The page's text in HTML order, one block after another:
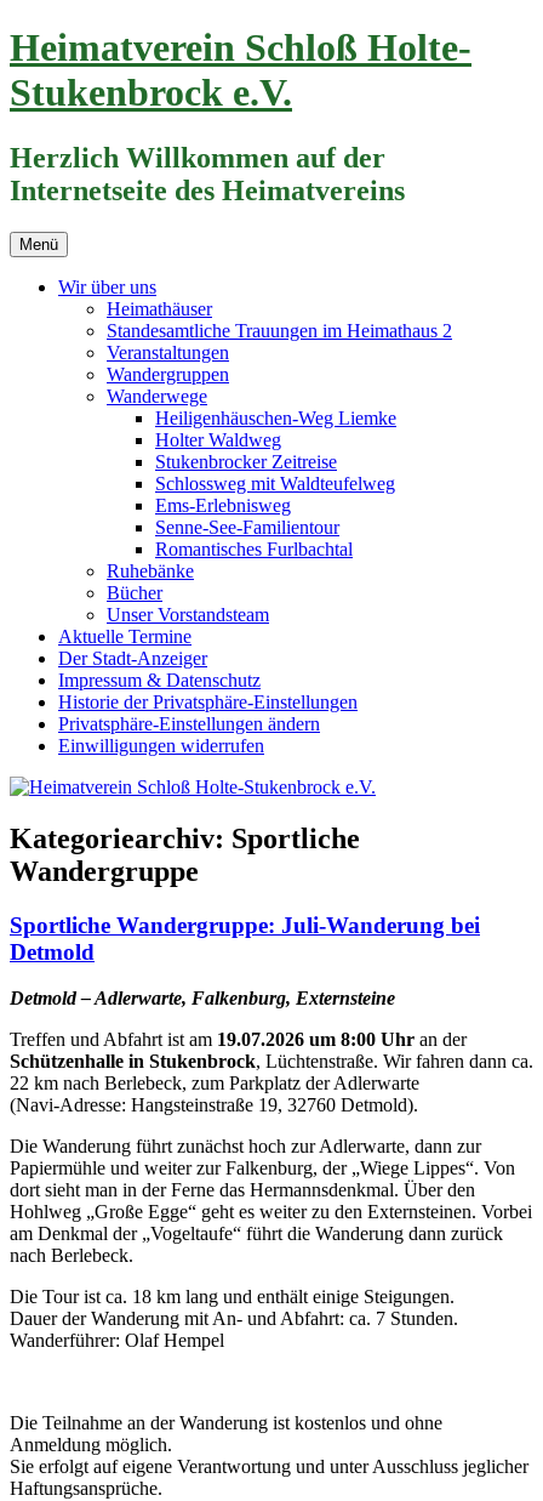
Zum
Inhalt
springen
Heimatverein Schloß Holte-
Stukenbrock e.V.
Herzlich Willkommen auf der
Internetseite des Heimatvereins
Menü
Wir über uns
Heimathäuser
Standesamtliche Trauungen im Heimathaus 2
Veranstaltungen
Wandergruppen
Wanderwege
Heiligenhäuschen-Weg Liemke
Holter Waldweg
Stukenbrocker Zeitreise
Schlossweg mit Waldteufelweg
Ems-Erlebnisweg
Senne-See-Familientour
Romantisches Furlbachtal
Ruhebänke
Bücher
Unser Vorstandsteam
Aktuelle Termine
Der Stadt-Anzeiger
Impressum & Datenschutz
Historie der Privatsphäre-Einstellungen
Privatsphäre-Einstellungen ändern
Einwilligungen widerrufen
Kategoriearchiv: Sportliche
Wandergruppe
Sportliche Wandergruppe: Juli-Wanderung bei
Detmold
Detmold – Adlerwarte, Falkenburg, Externsteine
Treffen und Abfahrt ist am 19.07.2026 um 8:00 Uhr an der
Schützenhalle in Stukenbrock, Lüchtenstraße. Wir fahren dann ca.
22 km nach Berlebeck, zum Parkplatz der Adlerwarte
(Navi-Adresse: Hangsteinstraße 19, 32760 Detmold).
Die Wanderung führt zunächst hoch zur Adlerwarte, dann zur
Papiermühle und weiter zur Falkenburg, der „Wiege Lippes“. Von
dort sieht man in der Ferne das Hermannsdenkmal. Über den
Hohlweg „Große Egge“ geht es weiter zu den Externsteinen. Vorbei
am Denkmal der „Vogeltaufe“ führt die Wanderung dann zurück
nach Berlebeck.
Die Tour ist ca. 18 km lang und enthält einige Steigungen.
Dauer der Wanderung mit An- und Abfahrt: ca. 7 Stunden.
Wanderführer: Olaf Hempel
Die Teilnahme an der Wanderung ist kostenlos und ohne
Anmeldung möglich.
Sie erfolgt auf eigene Verantwortung und unter Ausschluss jeglicher
Haftungsansprüche.